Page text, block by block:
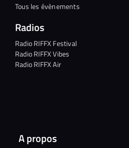
Tous les évènements
Radios
Radio RIFFX Festival
Radio RIFFX Vibes
Radio RIFFX Air
A propos